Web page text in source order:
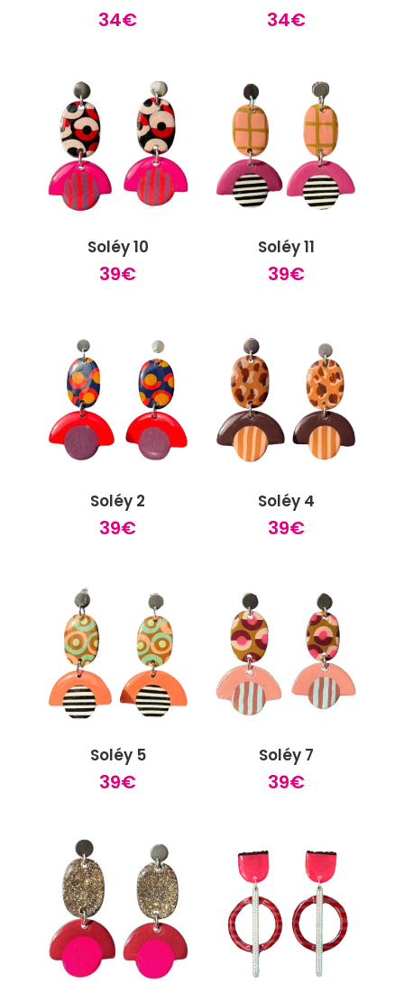
34€ 34€
Soléy 10
39€
Soléy 11
39€
Soléy 2
39€
Soléy 4
39€
Soléy 5
39€
Soléy 7
39€